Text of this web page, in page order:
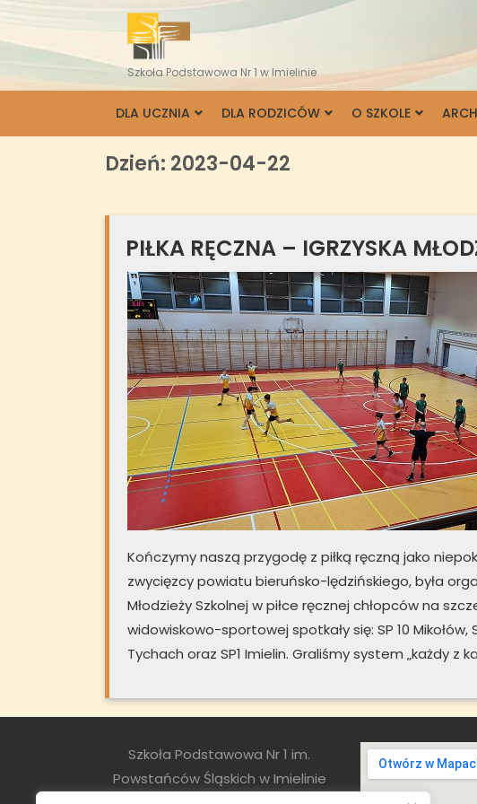
content
Szkoła Podstawowa Nr 1 w Imielinie
DLA UCZNIA DLA RODZICÓW O SZKOLE
Dzień: 2023-04-22
PIŁKA RĘCZNA – IGRZYSKA
Kończymy naszą przygodę z piłką ręczną jako
zwycięzcy powiatu bieruńsko-lędzińskiego, była
Młodzieży Szkolnej w piłce ręcznej chłopców na
widowiskowo-sportowej spotkały się: SP 10
Tychach oraz SP1 Imielin. Graliśmy system „każdy z
Szkoła Podstawowa Nr 1 im.
Powstańców Śląskich w Imielinie